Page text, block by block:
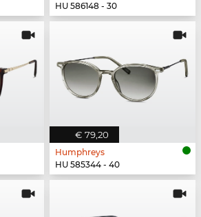
HU 586148 - 30
€ 79,20
Humphreys
HU 585344 - 40